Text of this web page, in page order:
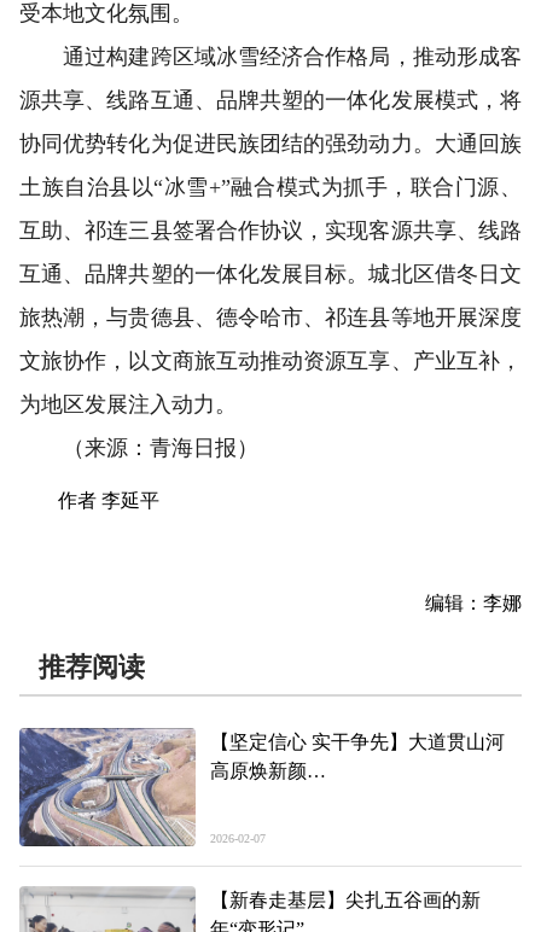
受本地文化氛围。
通过构建跨区域冰雪经济合作格局，推动形成客
源共享、线路互通、品牌共塑的一体化发展模式，将
协同优势转化为促进民族团结的强劲动力。大通回族
土族自治县以“冰雪+”融合模式为抓手，联合门源、
互助、祁连三县签署合作协议，实现客源共享、线路
互通、品牌共塑的一体化发展目标。城北区借冬日文
旅热潮，与贵德县、德令哈市、祁连县等地开展深度
文旅协作，以文商旅互动推动资源互享、产业互补，
为地区发展注入动力。
（来源：青海日报）
作者 李延平
编辑：李娜
推荐阅读
【坚定信心 实干争先】大道贯山河
高原焕新颜
2026-02-07
【新春走基层】尖扎五谷画的新